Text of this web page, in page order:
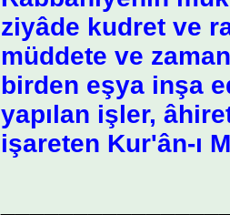
ziyâde kudret ve
müddete ve
birden eşya inşa
yapılan işler,
işareten Kur'ân-ı